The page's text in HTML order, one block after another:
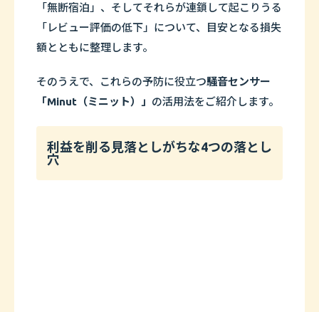
「無断宿泊」、そしてそれらが連鎖して起こりうる
「レビュー評価の低下」について、目安となる損失
額とともに整理します。
そのうえで、これらの予防に役立つ騒音センサー
「Minut（ミニット）」 の活用法をご紹介します。
利益を削る見落としがちな4つの落とし
穴